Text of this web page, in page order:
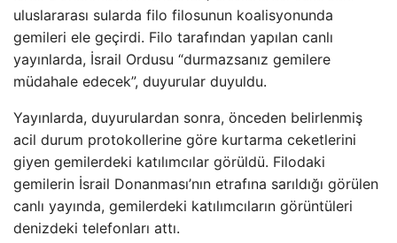
uluslararası sularda filo filosunun koalisyonunda
gemileri ele geçirdi. Filo tarafından yapılan canlı
yayınlarda, İsrail Ordusu “durmazsanız gemilere
müdahale edecek”, duyurular duyuldu.
Yayınlarda, duyurulardan sonra, önceden belirlenmiş
acil durum protokollerine göre kurtarma ceketlerini
giyen gemilerdeki katılımcılar görüldü. Filodaki
gemilerin İsrail Donanması’nın etrafına sarıldığı görülen
canlı yayında, gemilerdeki katılımcıların görüntüleri
denizdeki telefonları attı.